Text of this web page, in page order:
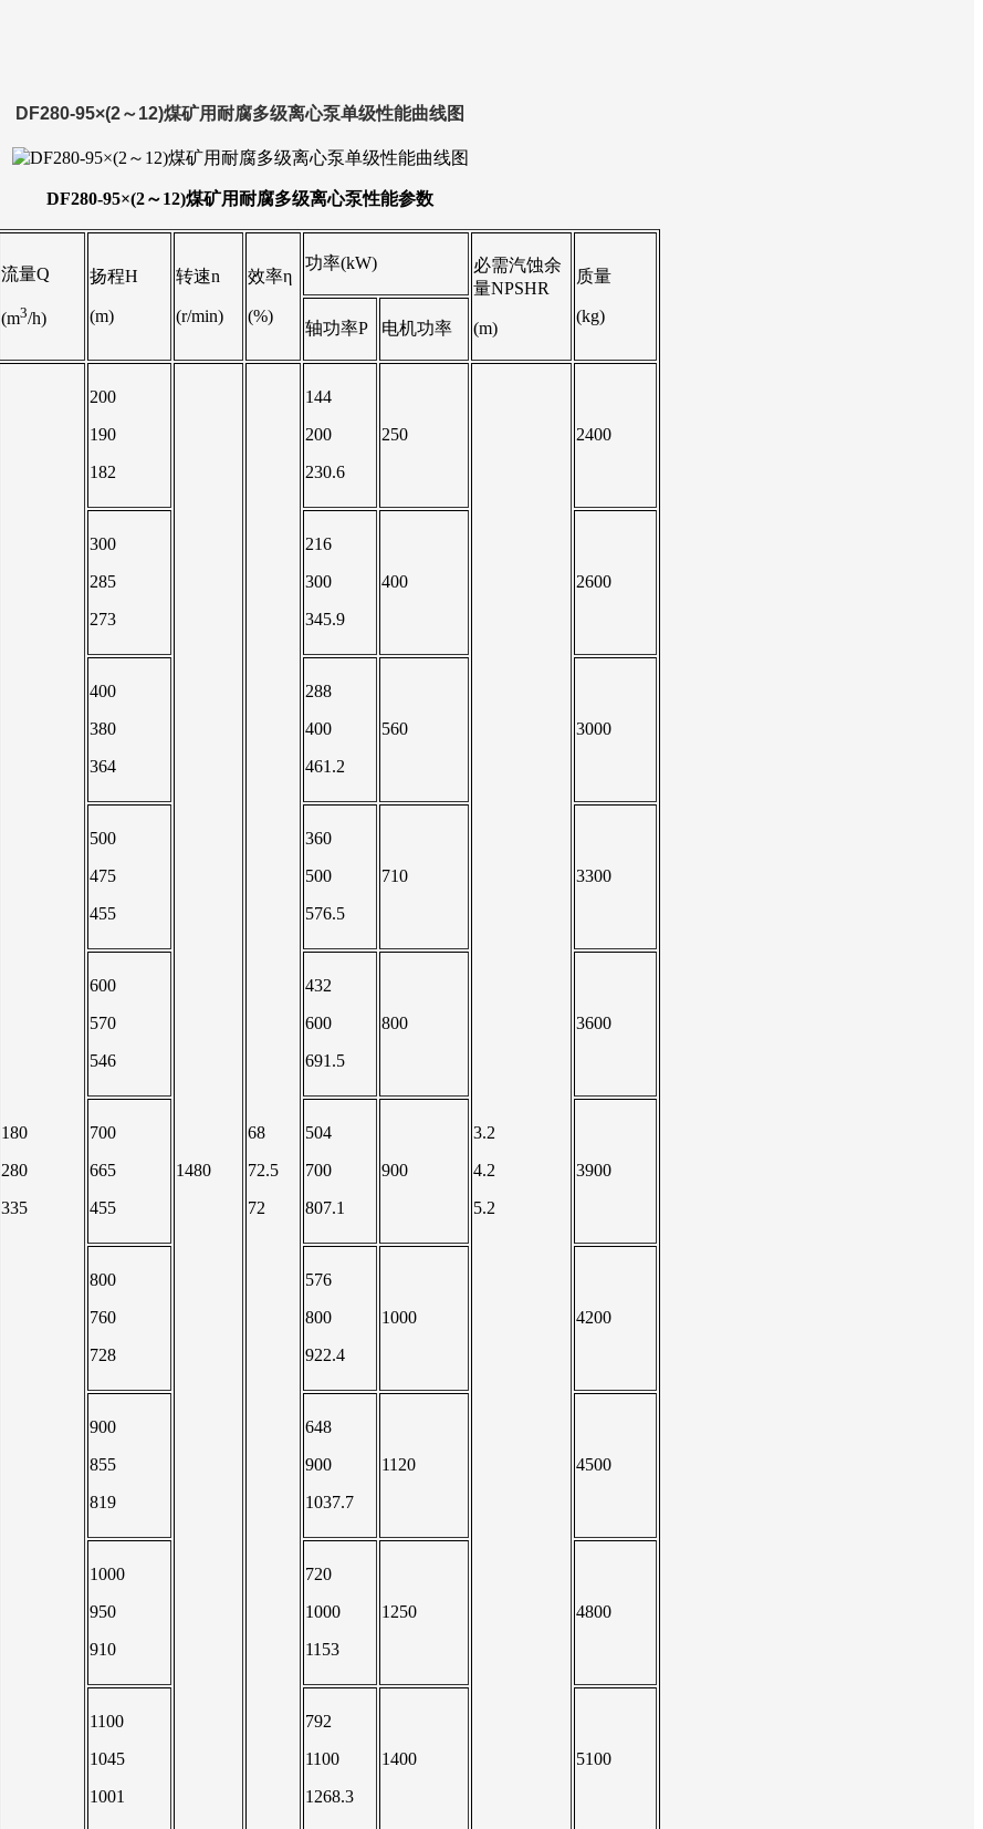
DF280-95×(2～12)煤矿用耐腐多级离心泵单级性能曲线图
DF280-95×(2～12)煤矿用耐腐多级离心泵性能参数
流量Q
(m3/h)
扬程H
(m)
转速n
(r/min)
效率η
(%)
功率(kW)
必需汽蚀余
量NPSHR
(m)
质量
(kg)
轴功率P 电机功率
180
280
335
200
190
182
1480
68
72.5
72
144
200
230.6
250
3.2
4.2
5.2
2400
300
285
273
216
300
345.9
400 2600
400
380
364
288
400
461.2
560 3000
500
475
455
360
500
576.5
710 3300
600
570
546
432
600
691.5
800 3600
700
665
455
504
700
807.1
900 3900
800
760
728
576
800
922.4
1000 4200
900
855
819
648
900
1037.7
1120 4500
1000
950
910
720
1000
1153
1250 4800
1100
1045
1001
792
1100
1268.3
1400 5100